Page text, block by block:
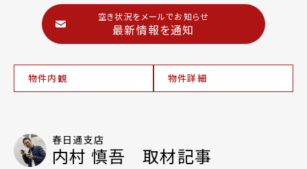
空き状況をメールでお知らせ
最新情報を通知
物件内観 物件詳細
春日通支店
内村 慎吾 取材記事